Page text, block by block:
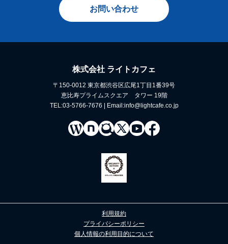
お問い合わせ
株式会社 ライトカフェ
〒150-0012 東京都渋谷区広尾1丁目1番39号
恵比寿プライムスクエア タワー 19階
TEL:03-5766-7676 | Email:info@lightcafe.co.jp
利用規約
プライバシーポリシー
個人情報の利用目的について